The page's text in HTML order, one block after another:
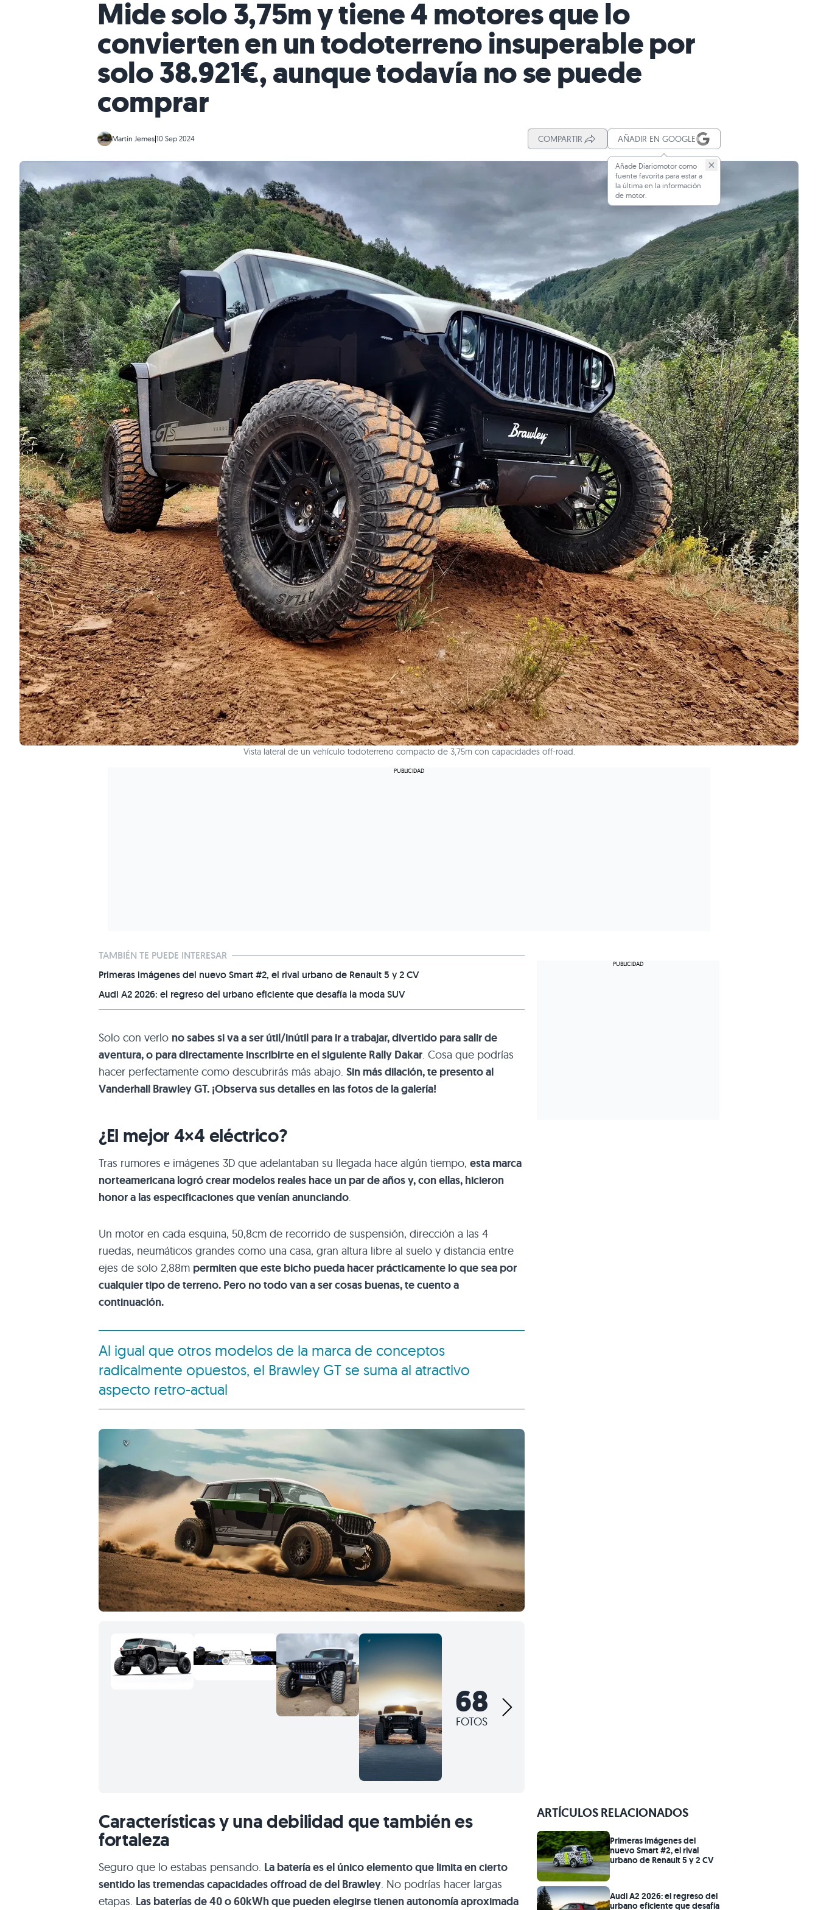
Mide solo 3,75m y tiene 4 motores que lo
convierten en un todoterreno insuperable por
solo 38.921€, aunque todavía no se puede
comprar
Martín Jemes|10 Sep 2024 COMPARTIR AÑADIR EN GOOGLE
Añade Diariomotor como
fuente favorita para estar a
la última en la información
de motor.
Vista lateral de un vehículo todoterreno compacto de 3,75m con capacidades off-road.
TAMBIÉN TE PUEDE INTERESAR
Primeras imágenes del nuevo Smart #2, el rival urbano de Renault 5 y 2 CV
Audi A2 2026: el regreso del urbano eficiente que desafía la moda SUV
Solo con verlo no sabes si va a ser útil/inútil para ir a trabajar, divertido para salir de
aventura, o para directamente inscribirte en el siguiente Rally Dakar. Cosa que podrías
hacer perfectamente como descubrirás más abajo. Sin más dilación, te presento al
Vanderhall Brawley GT. ¡Observa sus detalles en las fotos de la galería!
¿El mejor 4×4 eléctrico?
Tras rumores e imágenes 3D que adelantaban su llegada hace algún tiempo, esta marca
norteamericana logró crear modelos reales hace un par de años y, con ellas, hicieron
honor a las especificaciones que venían anunciando.
Un motor en cada esquina, 50,8cm de recorrido de suspensión, dirección a las 4
ruedas, neumáticos grandes como una casa, gran altura libre al suelo y distancia entre
ejes de solo 2,88m permiten que este bicho pueda hacer prácticamente lo que sea por
cualquier tipo de terreno. Pero no todo van a ser cosas buenas, te cuento a
continuación.
Al igual que otros modelos de la marca de conceptos
radicalmente opuestos, el Brawley GT se suma al atractivo
aspecto retro-actual
68
FOTOS
Características y una debilidad que también es
fortaleza
Seguro que lo estabas pensando. La batería es el único elemento que limita en cierto
sentido las tremendas capacidades offroad de del Brawley. No podrías hacer largas
etapas. Las baterías de 40 o 60kWh que pueden elegirse tienen autonomía aproximada
ARTÍCULOS RELACIONADOS
Primeras imágenes del
nuevo Smart #2, el rival
urbano de Renault 5 y 2 CV
Audi A2 2026: el regreso del
urbano eficiente que desafía